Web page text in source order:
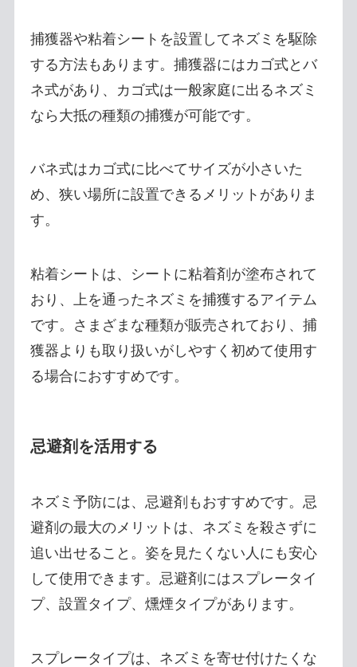
捕獲器や粘着シートを設置してネズミを駆除
する方法もあります。捕獲器にはカゴ式とバ
ネ式があり、カゴ式は一般家庭に出るネズミ
なら大抵の種類の捕獲が可能です。
バネ式はカゴ式に比べてサイズが小さいた
め、狭い場所に設置できるメリットがありま
す。
粘着シートは、シートに粘着剤が塗布されて
おり、上を通ったネズミを捕獲するアイテム
です。さまざまな種類が販売されており、捕
獲器よりも取り扱いがしやすく初めて使用す
る場合におすすめです。
忌避剤を活用する
ネズミ予防には、忌避剤もおすすめです。忌
避剤の最大のメリットは、ネズミを殺さずに
追い出せること。姿を見たくない人にも安心
して使用できます。忌避剤にはスプレータイ
プ、設置タイプ、燻煙タイプがあります。
スプレータイプは、ネズミを寄せ付けたくな